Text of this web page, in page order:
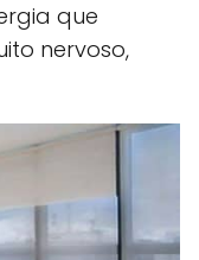
que
nervoso,